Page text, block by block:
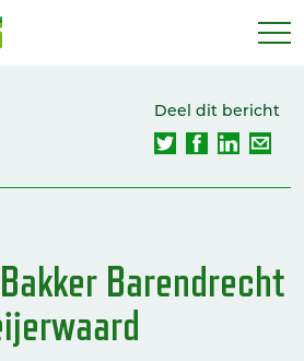
Deel dit bericht
Barendrecht